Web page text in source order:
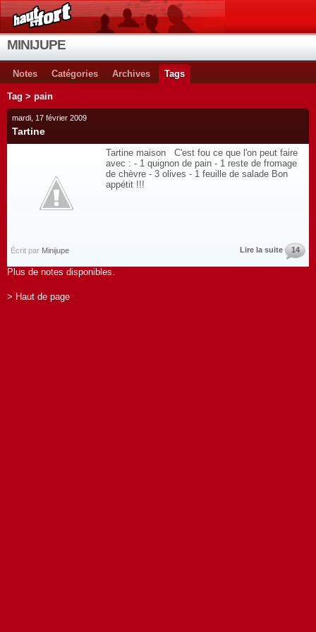
MINIJUPE
Notes Catégories Archives Tags
Tag > pain
mardi, 17 février 2009
Tartine
Tartine maison C'est fou ce que l'on peut faire
avec : - 1 quignon de pain - 1 reste de fromage
de chèvre - 3 olives - 1 feuille de salade Bon
appétit !!!
Écrit par Minijupe Lire la suite 14
Plus de notes disponibles.
> Haut de page